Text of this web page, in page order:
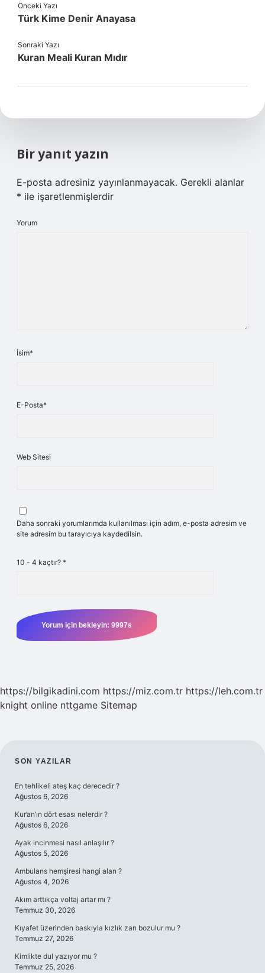
Önceki Yazı
Türk Kime Denir Anayasa
Sonraki Yazı
Kuran Meali Kuran Mıdır
Bir yanıt yazın
E-posta adresiniz yayınlanmayacak. Gerekli alanlar
* ile işaretlenmişlerdir
Yorum
İsim*
E-Posta*
Web Sitesi
Daha sonraki yorumlarımda kullanılması için adım, e-posta adresim ve
site adresim bu tarayıcıya kaydedilsin.
10 - 4 kaçtır? *
https://bilgikadini.com https://miz.com.tr https://leh.com.tr
knight online nttgame Sitemap
SIDEBAR
SON YAZILAR
En tehlikeli ateş kaç derecedir ?
Ağustos 6, 2026
Kur’an’ın dört esası nelerdir ?
Ağustos 6, 2026
Ayak incinmesi nasıl anlaşılır ?
Ağustos 5, 2026
Ambulans hemşiresi hangi alan ?
Ağustos 4, 2026
Akım arttıkça voltaj artar mı ?
Temmuz 30, 2026
Kıyafet üzerinden baskıyla kızlık zarı bozulur mu ?
Temmuz 27, 2026
Kimlikte dul yazıyor mu ?
Temmuz 25, 2026